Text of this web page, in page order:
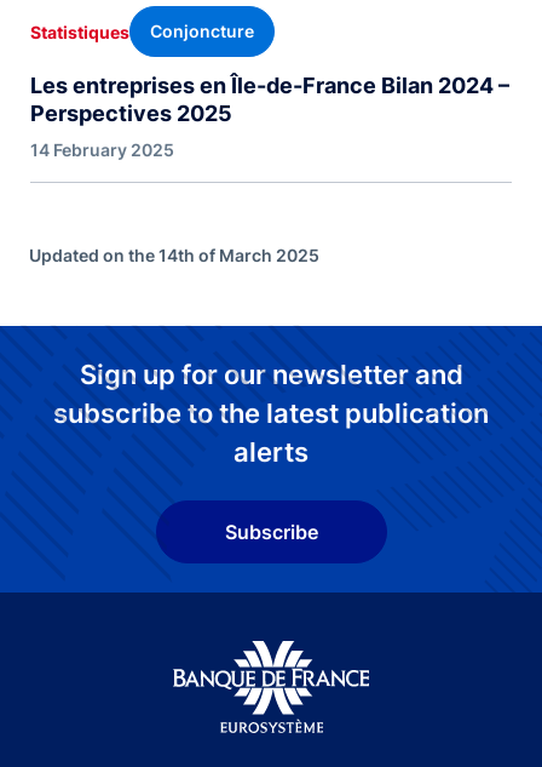
Les entreprises en Île-de-France Bilan 2024 –
Perspectives 2025
Statistiques Conjoncture
14 February 2025
Updated on the 14th of March 2025
Sign up for our newsletter and
subscribe to the latest publication
alerts
Subscribe